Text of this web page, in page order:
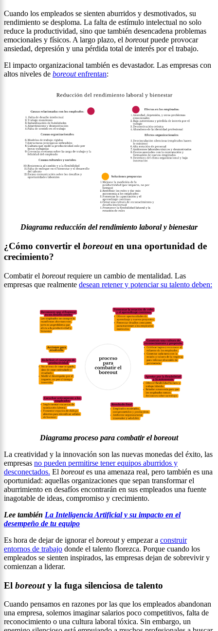
Cuando los empleados se sienten aburridos y desmotivados, su
rendimiento se desploma. La falta de estímulo intelectual no solo
reduce la productividad, sino que también desencadena problemas
emocionales y físicos. A largo plazo, el boreoutpuede provocar
ansiedad, depresión y una pérdida total de interés por el trabajo.
El impacto organizacional también es devastador. Las empresas con
altos niveles de boreoutenfrentan:
Diagrama reducción del rendimiento laboral y bienestar
¿Cómo convertir el boreouten una oportunidad de
crecimiento?
Combatir el boreoutrequiere un cambio de mentalidad. Las
empresas que realmente desean retener y potenciar su talento deben:
Diagrama proceso para combatir el boreout
La creatividad y la innovación son las nuevas monedas del éxito, las
empresas no pueden permitirse tener equipos aburridos y
desconectados. El boreoutes una amenaza real, pero también es una
oportunidad: aquellas organizaciones que sepan transformar el
aburrimiento en desafíos encontrarán en sus empleados una fuente
inagotable de ideas, compromiso y crecimiento.
Lee también La Inteligencia Artificial y su impacto en el
desempeño de tu equipo
Es hora de dejar de ignorar el boreouty empezar a construir
entornos de trabajo donde el talento florezca. Porque cuando los
empleados se sienten inspirados, las empresas dejan de sobrevivir y
comienzan a liderar.
El boreouty la fuga silenciosa de talento
Cuando pensamos en razones por las que los empleados abandonan
una empresa, solemos imaginar salarios poco competitivos, falta de
reconocimiento o una cultura laboral tóxica. Sin embargo, un